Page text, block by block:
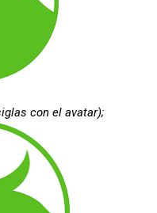
con el avatar);